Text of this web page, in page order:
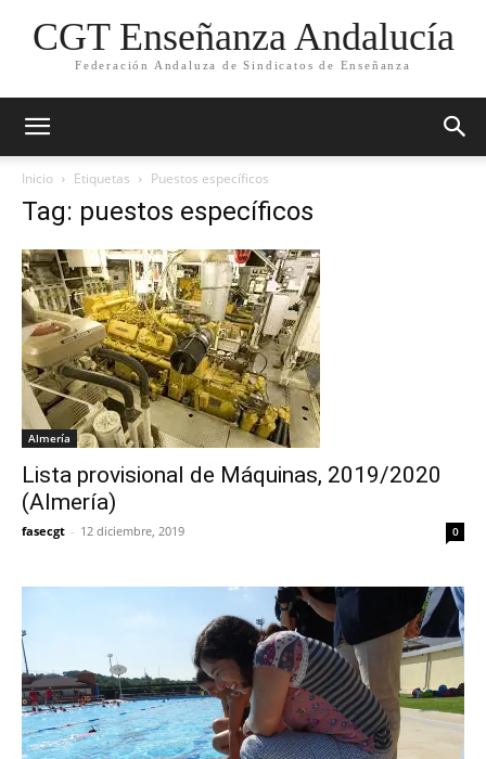
CGT Enseñanza Andalucía
Federación Andaluza de Sindicatos de Enseñanza
Inicio Etiquetas Puestos específicos
Tag: puestos específicos
Almería
Lista provisional de Máquinas, 2019/2020
(Almería)
fasecgt - 12 diciembre, 2019 0